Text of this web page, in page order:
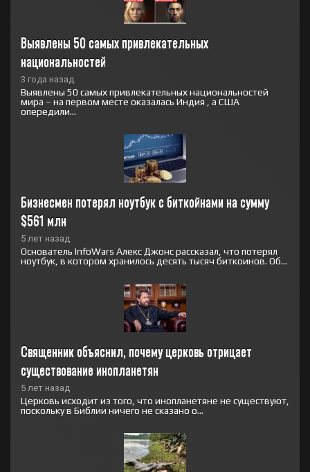
Выявлены 50 самых привлекательных
национальностей
3 года назад
Выявлены 50 самых привлекательных национальностей
мира – на первом месте оказалась Индия , а США
опередили...
Бизнесмен потерял ноутбук с биткойнами на сумму
$561 млн
5 лет назад
Основатель InfoWars Алекс Джонс рассказал, что потерял
ноутбук, в котором хранилось десять тысяч биткоинов. Об...
Священник объяснил, почему церковь отрицает
существование инопланетян
5 лет назад
Церковь исходит из того, что инопланетяне не существуют,
поскольку в Библии ничего не сказано о...